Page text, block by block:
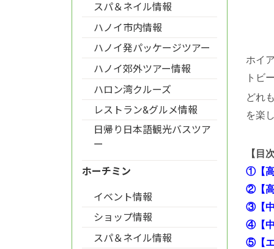
ホイ
トビ
どれ
を楽
【目
①【高
②【高
③【中
④【中
⑤【
スパ＆ネイル情報
ハノイ市内情報
ハノイ発パッケージツアー
ハノイ郊外ツアー情報
ハロン湾クルーズ
レストラン&グルメ情報
日帰り日本語観光バスツア
ー
ホーチミン
イベント情報
ショップ情報
スパ＆ネイル情報